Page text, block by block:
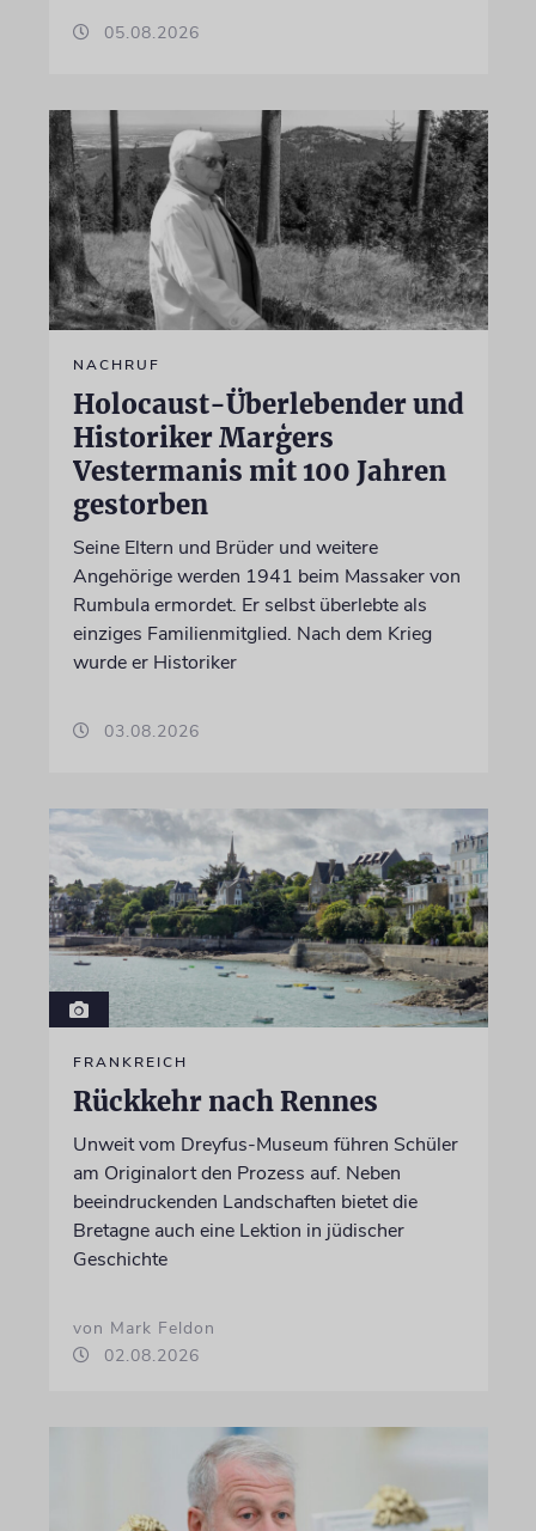
05.08.2026
NACHRUF
Holocaust-Überlebender und
Historiker Marģers
Vestermanis mit 100 Jahren
gestorben
Seine Eltern und Brüder und weitere
Angehörige werden 1941 beim Massaker von
Rumbula ermordet. Er selbst überlebte als
einziges Familienmitglied. Nach dem Krieg
wurde er Historiker
03.08.2026
FRANKREICH
Rückkehr nach Rennes
Unweit vom Dreyfus-Museum führen Schüler
am Originalort den Prozess auf. Neben
beeindruckenden Landschaften bietet die
Bretagne auch eine Lektion in jüdischer
Geschichte
von Mark Feldon
02.08.2026